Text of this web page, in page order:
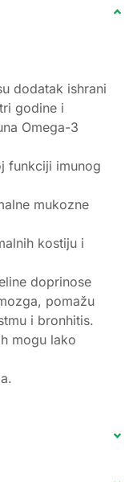
dodatak ishrani
godine i
Omega-3
funkciji imunog
mukozne
kostiju i
doprinose
pomažu
i bronhitis.
mogu lako